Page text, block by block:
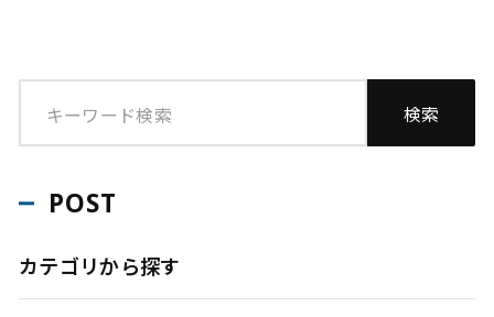
POST
カテゴリから探す